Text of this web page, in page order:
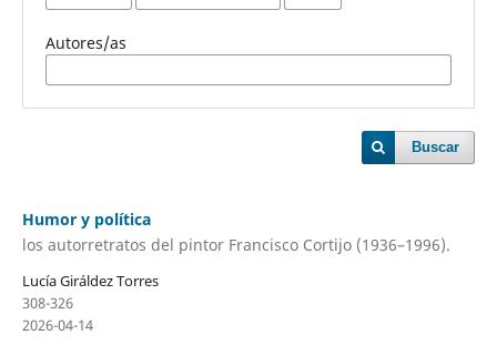
Autores/as
Buscar
Humor y política
los autorretratos del pintor Francisco Cortijo (1936–1996).
Lucía Giráldez Torres
308-326
2026-04-14